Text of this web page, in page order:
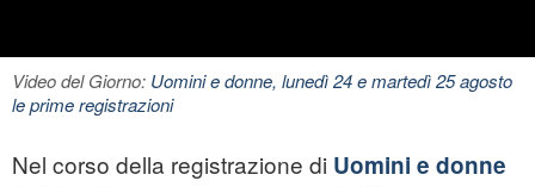
Video del Giorno: Uomini e donne, lunedì 24 e martedì 25 agosto
le prime registrazioni
Nel corso della registrazione di Uomini e donne